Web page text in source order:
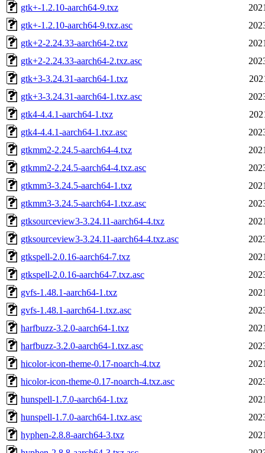
gtk+-1.2.10-aarch64-9.txz
gtk+-1.2.10-aarch64-9.txz.asc
gtk+2-2.24.33-aarch64-2.txz
gtk+2-2.24.33-aarch64-2.txz.asc
gtk+3-3.24.31-aarch64-1.txz
gtk+3-3.24.31-aarch64-1.txz.asc
gtk4-4.4.1-aarch64-1.txz
gtk4-4.4.1-aarch64-1.txz.asc
gtkmm2-2.24.5-aarch64-4.txz
gtkmm2-2.24.5-aarch64-4.txz.asc
gtkmm3-3.24.5-aarch64-1.txz
gtkmm3-3.24.5-aarch64-1.txz.asc
gtksourceview3-3.24.11-aarch64-4.txz
gtksourceview3-3.24.11-aarch64-4.txz.asc
gtkspell-2.0.16-aarch64-7.txz
gtkspell-2.0.16-aarch64-7.txz.asc
gvfs-1.48.1-aarch64-1.txz
gvfs-1.48.1-aarch64-1.txz.asc
harfbuzz-3.2.0-aarch64-1.txz
harfbuzz-3.2.0-aarch64-1.txz.asc
hicolor-icon-theme-0.17-noarch-4.txz
hicolor-icon-theme-0.17-noarch-4.txz.asc
hunspell-1.7.0-aarch64-1.txz
hunspell-1.7.0-aarch64-1.txz.asc
hyphen-2.8.8-aarch64-3.txz